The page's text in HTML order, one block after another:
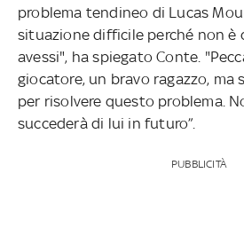
problema tendineo di Lucas
situazione difficile perché non è
avessi", ha spiegato Conte.
giocatore, un bravo ragazzo,
per risolvere questo problema.
succederà di lui in futuro”.
PUBBLICITÀ